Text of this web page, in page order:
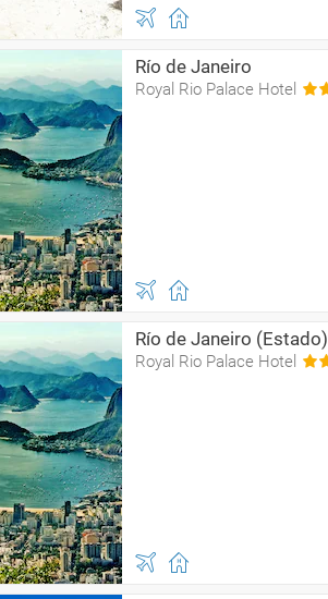
Río de Janeiro
Royal Rio Palace Hotel
Río de Janeiro (Estado)
Royal Rio Palace Hotel